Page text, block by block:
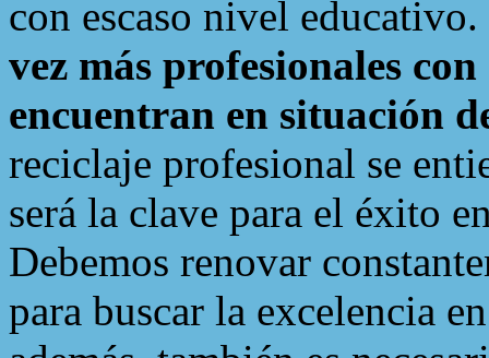
con escaso nivel
vez más profesionales
encuentran en situación
reciclaje profesional se
será la clave para el éxito
Debemos renovar
para buscar la excelencia